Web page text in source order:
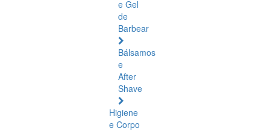
e Gel
de
Barbear
Bálsamos
e
After
Shave
Higiene
e Corpo